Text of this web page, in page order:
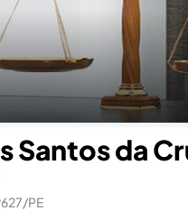
Santos da
PE